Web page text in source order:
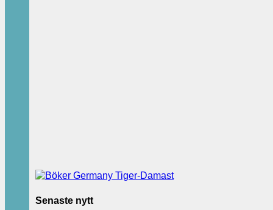
Senaste nytt